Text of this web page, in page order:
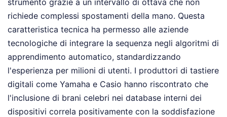
richiede complessi spostamenti della mano. Questa
caratteristica tecnica ha permesso alle aziende
tecnologiche di integrare la sequenza negli algoritmi di
apprendimento automatico, standardizzando
l'esperienza per milioni di utenti. I produttori di tastiere
digitali come Yamaha e Casio hanno riscontrato che
l'inclusione di brani celebri nei database interni dei
dispositivi correla positivamente con la soddisfazione